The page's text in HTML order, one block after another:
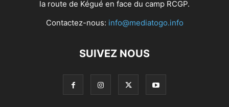
la route de Kégué en face du camp RCGP.
Contactez-nous: info@mediatogo.info
SUIVEZ NOUS